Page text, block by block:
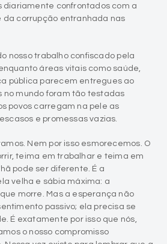
diariamente confrontados com a
corrupção entranhada nas
nosso trabalho confiscado pela
áreas vitais como saúde,
pública parecem entregues ao
no mundo foram tão testadas
povos carregam na pele as
e promessas vazias.
Nem por isso esmorecemos. O
teima em trabalhar e teima em
pode ser diferente. É a
velha e sábia máxima: a
morre. Mas a esperança não
passivo; ela precisa se
É exatamente por isso que nós,
o nosso compromisso